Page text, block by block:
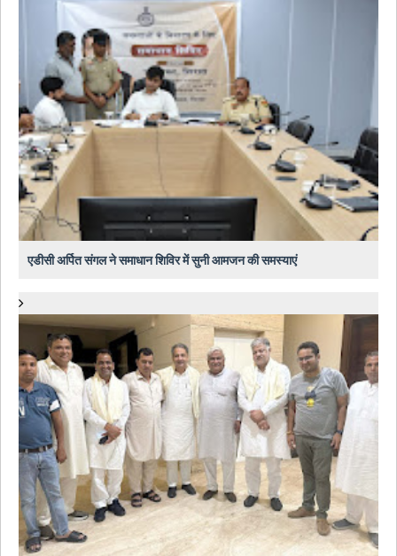
एडीसी अर्पित संगल ने समाधान शिविर में सुनी आमजन की समस्याएं